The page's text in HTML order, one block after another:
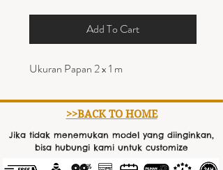
Add To Cart
Ukuran Papan 2 x 1 m
>>BACK TO HOME
Jika tidak menemukan model yang diinginkan,
bisa hubungi kami untuk customize